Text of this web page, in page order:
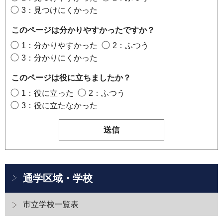
3：見つけにくかった
このページは分かりやすかったですか？
1：分かりやすかった
2：ふつう
3：分かりにくかった
このページは役に立ちましたか？
1：役に立った
2：ふつう
3：役に立たなかった
通学区域・学校
市立学校一覧表